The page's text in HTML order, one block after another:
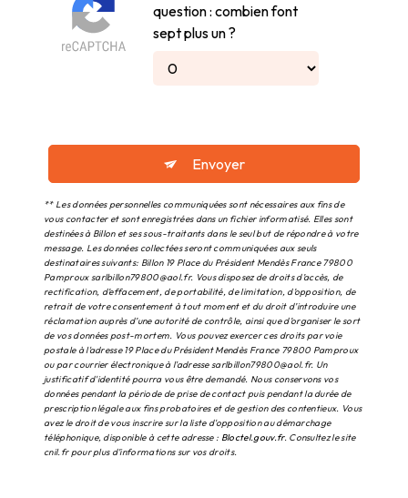
question : combien font
sept plus un ?
Envoyer
** Les données personnelles communiquées sont nécessaires aux fins de
vous contacter et sont enregistrées dans un fichier informatisé. Elles sont
destinées à Billon et ses sous-traitants dans le seul but de répondre à votre
message. Les données collectées seront communiquées aux seuls
destinataires suivants: Billon 19 Place du Président Mendès France 79800
Pamproux sarlbillon79800@aol.fr. Vous disposez de droits d’accès, de
rectification, d’effacement, de portabilité, de limitation, d’opposition, de
retrait de votre consentement à tout moment et du droit d’introduire une
réclamation auprès d’une autorité de contrôle, ainsi que d’organiser le sort
de vos données post-mortem. Vous pouvez exercer ces droits par voie
postale à l'adresse 19 Place du Président Mendès France 79800 Pamproux
ou par courrier électronique à l'adresse sarlbillon79800@aol.fr. Un
justificatif d'identité pourra vous être demandé. Nous conservons vos
données pendant la période de prise de contact puis pendant la durée de
prescription légale aux fins probatoires et de gestion des contentieux. Vous
avez le droit de vous inscrire sur la liste d'opposition au démarchage
téléphonique, disponible à cette adresse : Bloctel.gouv.fr. Consultez le site
cnil.fr pour plus d’informations sur vos droits.